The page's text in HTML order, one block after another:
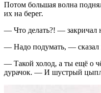
Потом большая волна
их на берег.
— Что делать?! — закричал
— Надо подумать, — сказал
— Такой холод, а ты ещё о
дурачок. — И шустрый